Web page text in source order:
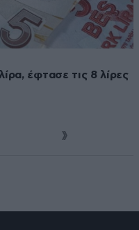
έφτασε τις 8 λίρες